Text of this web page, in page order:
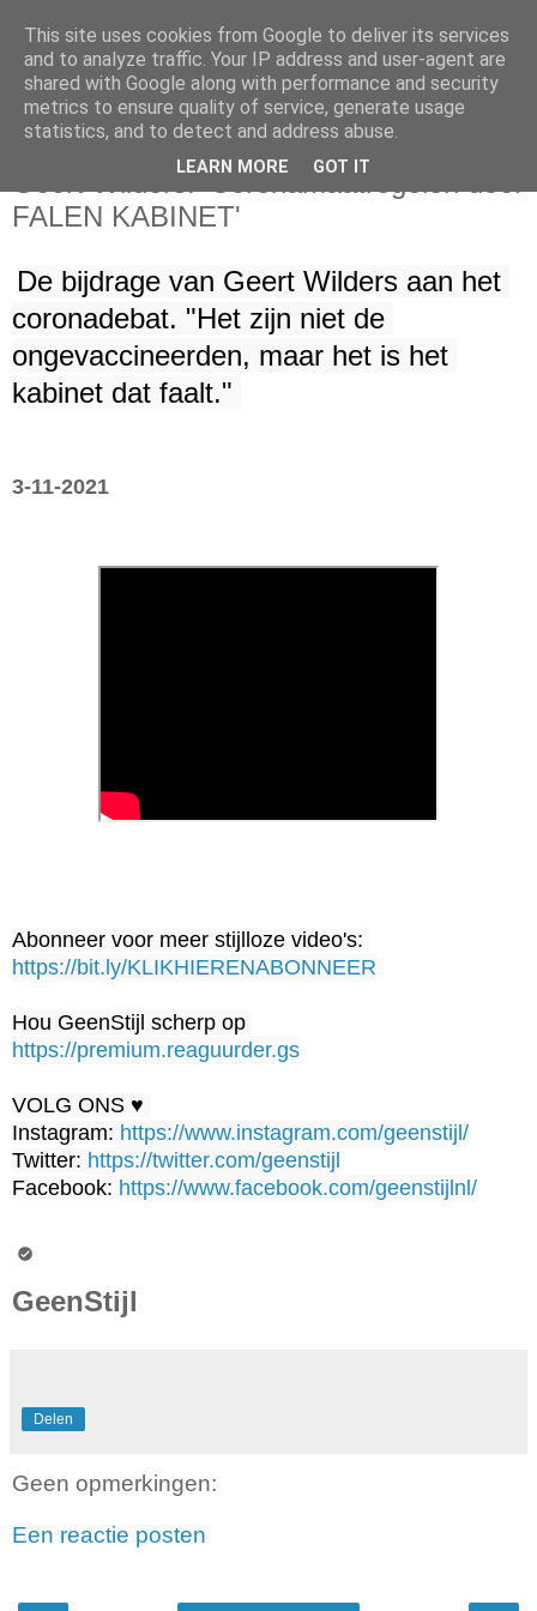
woensdag 3 november 2021
Geert Wilders: 'Coronamaatregelen door
FALEN KABINET'
De bijdrage van Geert Wilders aan het
coronadebat. "Het zijn niet de
ongevaccineerden, maar het is het
kabinet dat faalt."
3-11-2021
Abonneer voor meer stijlloze video's:
https://bit.ly/KLIKHIERENABONNEER
Hou GeenStijl scherp op
https://premium.reaguurder.gs
VOLG ONS ♥
Instagram: https://www.instagram.com/geenstijl/
Twitter: https://twitter.com/geenstijl
Facebook: https://www.facebook.com/geenstijlnl/
GeenStijl
Delen
Geen opmerkingen:
Een reactie posten
This site uses cookies from Google to deliver its services
and to analyze traffic. Your IP address and user-agent are
shared with Google along with performance and security
metrics to ensure quality of service, generate usage
statistics, and to detect and address abuse.
LEARN MORE GOT IT